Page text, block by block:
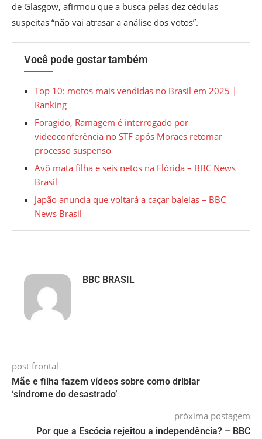
de Glasgow, afirmou que a busca pelas dez cédulas
suspeitas “não vai atrasar a análise dos votos”.
Você pode gostar também
Top 10: motos mais vendidas no Brasil em 2025 |
Ranking
Foragido, Ramagem é interrogado por
videoconferência no STF após Moraes retomar
processo suspenso
Avô mata filha e seis netos na Flórida – BBC News
Brasil
Japão anuncia que voltará a caçar baleias – BBC
News Brasil
BBC BRASIL
post frontal
Mãe e filha fazem vídeos sobre como driblar
‘síndrome do desastrado’
próxima postagem
Por que a Escócia rejeitou a independência? – BBC